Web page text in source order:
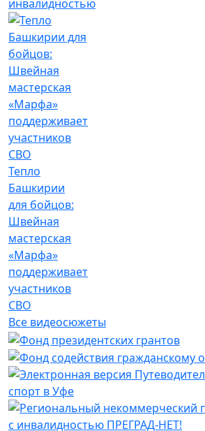
инвалидностью
Тепло
Башкирии
для бойцов:
Швейная
мастерская
«Марфа»
поддерживает
участников
СВО
Все видеосюжеты